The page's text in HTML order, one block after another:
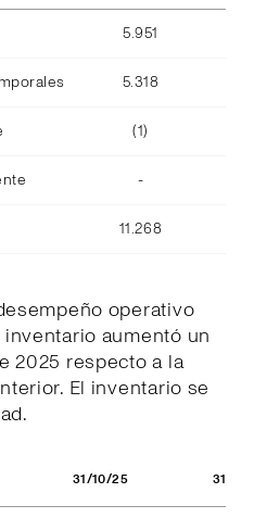
5.951
5.318
(1)
-
11.268
operativo
aumentó un
2025 respecto a la
El inventario se
31/10/25 31/